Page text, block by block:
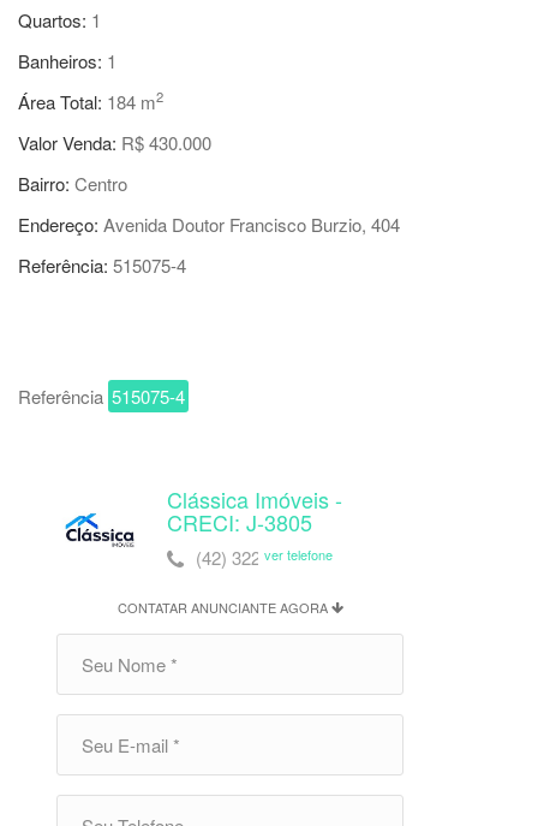
Quartos: 1
Banheiros: 1
Área Total: 184 m2
Valor Venda: R$ 430.000
Bairro: Centro
Endereço: Avenida Doutor Francisco Burzio, 404
Referência: 515075-4
Referência 515075-4
Clássica Imóveis -
CRECI: J-3805
(42) 3225-1015
ver telefone
CONTATAR ANUNCIANTE AGORA